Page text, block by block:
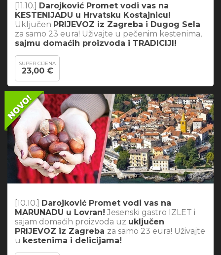
[11.10.] Darojković Promet vodi vas na
KESTENIJADU u Hrvatsku Kostajnicu!
Uključen PRIJEVOZ iz Zagreba i Dugog Sela
za samo 23 eura! Uživajte u pečenim kestenima,
sajmu domaćih proizvoda i TRADICIJI!
SUPER CIJENA
23,00 €
[10.10.]
Darojković Promet vodi vas na
MARUNADU u Lovran! Jesenski gastro IZLET i
sajam domaćih proizvoda uz uključen
PRIJEVOZ iz Zagreba za samo 23 eura! Uživajte
u kestenima i delicijama!